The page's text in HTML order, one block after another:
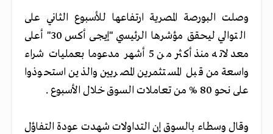
وصلت البورصة المصرية ارتفاعها للأسبوع الثاني على
التوالي ليحقق مؤشرها الرئيسي "إيجى أكس 30" أعلى
معدلاته منذ أكثر من 5 أشهر مدعوما بعمليات شراء
واسعة من قبل المستثمرين المصريين والذين استحوذوا
على نحو 80 % من تعاملات السوق خلال الأسبوع .
وقال وسطاء بالسوق إن التداولات شهدت عودة التفاؤل